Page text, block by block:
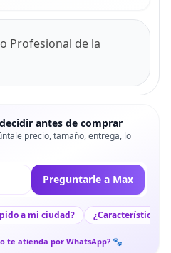
Profesional de la
antes de comprar
precio, tamaño, entrega, lo
Preguntarle a Max
a mi ciudad? ¿Características
te atienda por WhatsApp? 🐾